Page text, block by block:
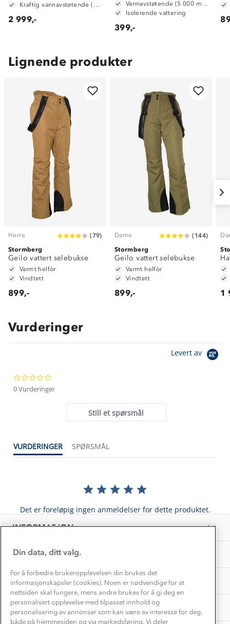
2 999,-
Isolerende vattering
399,-
Lignende produkter
Herre (79)
Stormberg
Geilo vattert selebukse
Varmt helfòr
Vindtett
899,-
Dame ( 144)
Stormberg
Geilo vattert selebukse
Varmt helfòr
Vindtett
899,- 1
Vurderinger
Levert av
star
0 Vurderinger
Still et spørsmål
VURDERINGER SPØRSMÅL
Det er foreløpig ingen anmeldelser for dette produktet.
INFORMASJON
Kundeservice
Kundeklubb
Bedrift, barnehage og SFO
Presse
OM OSS
Klima og miljø
1% til samfunnet
Samarbeide med oss?
TIPS OG RÅD
Trelagsprinsippet barn
Alt du trenger til Norgesferien
Gravidklær
Vask og vedlikehold
EL-retur
Store størrelser
Turmat oppskrifter
Beredskap
AKTIVITETER
Få turinspirasjon og tips her⛰
Overnatte utendørs⛺
Leirskole 🥾
Barnehageansatt
Tips til hyttetur
Din data, ditt valg.
For å forbedre brukeropplevelsen din brukes det
informasjonskapsler (cookies). Noen er nødvendige for at
nettsiden skal fungere, mens andre brukes for å gi deg en
personalisert opplevelse med tilpasset innhold og
personalisering av annonser som kan være av interesse for deg,
både på hjemmesiden og via markedsføring. Vi deler